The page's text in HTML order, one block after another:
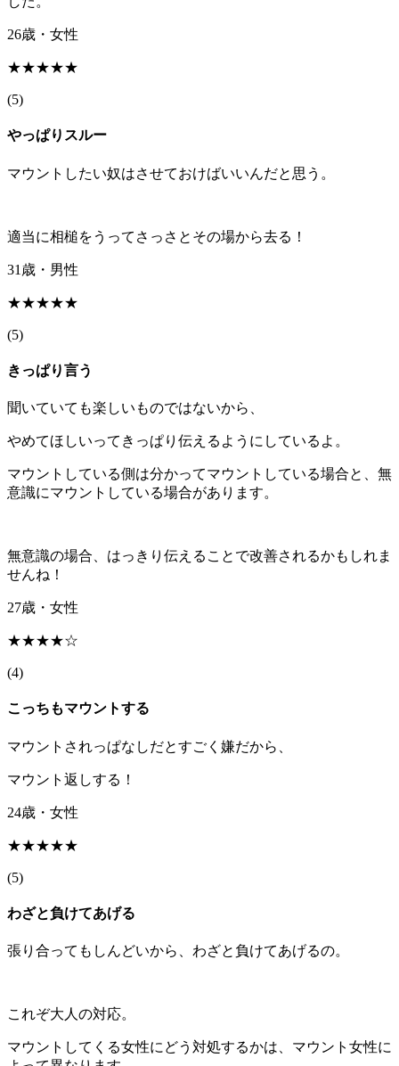
26歳・女性
★★★★★
(5)
やっぱりスルー
マウントしたい奴はさせておけばいいんだと思う。
適当に相槌をうってさっさとその場から去る！
31歳・男性
★★★★★
(5)
きっぱり言う
聞いていても楽しいものではないから、
やめてほしいってきっぱり伝えるようにしているよ。
マウントしている側は分かってマウントしている場合と、無
意識にマウントしている場合があります。
無意識の場合、はっきり伝えることで改善されるかもしれま
せんね！
27歳・女性
★★★★☆
(4)
こっちもマウントする
マウントされっぱなしだとすごく嫌だから、
マウント返しする！
24歳・女性
★★★★★
(5)
わざと負けてあげる
張り合ってもしんどいから、わざと負けてあげるの。
これぞ大人の対応。
マウントしてくる女性にどう対処するかは、マウント女性に